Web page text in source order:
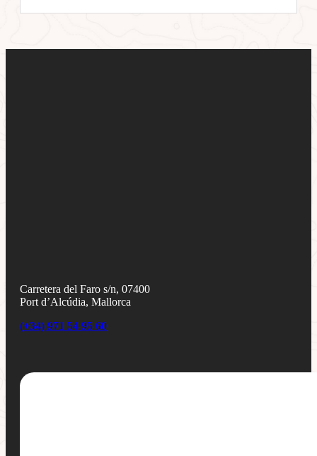
Carretera del Faro s/n, 07400
Port d’Alcúdia, Mallorca
(+34) 971 54 95 60